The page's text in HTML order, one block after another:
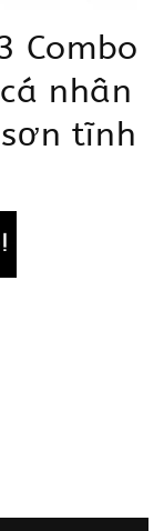
Combo
nhân
tĩnh